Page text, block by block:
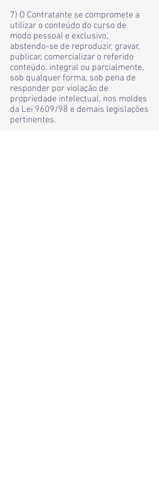
7) O Contratante se compromete a
utilizar o conteúdo do curso de
modo pessoal e exclusivo,
abstendo-se de reproduzir, gravar,
publicar, comercializar o referido
conteúdo, integral ou parcialmente,
sob qualquer forma, sob pena de
responder por violação de
propriedade intelectual, nos moldes
da Lei 9609/98 e demais legislações
pertinentes.